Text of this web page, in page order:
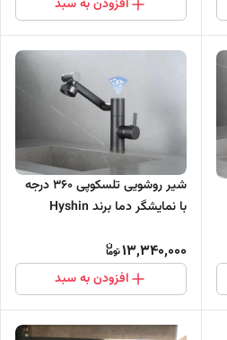
افزودن به سبد
شیر روشویی تلسکوپی ۳۶۰ درجه
با نمایشگر دما برند Hyshin
13,340,000
افزودن به سبد